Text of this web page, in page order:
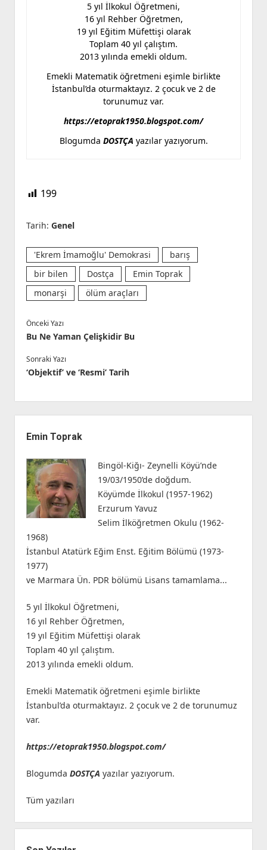
5 yıl İlkokul Öğretmeni,
16 yıl Rehber Öğretmen,
19 yıl Eğitim Müfettişi olarak
Toplam 40 yıl çalıştım.
2013 yılında emekli oldum.
Emekli Matematik öğretmeni eşimle birlikte
İstanbul’da oturmaktayız. 2 çocuk ve 2 de
torunumuz var.
https://etoprak1950.blogspot.com/
Blogumda DOSTÇA yazılar yazıyorum.
199
Tarih: Genel
'Ekrem İmamoğlu' Demokrasi
barış
bir bilen
Dostça
Emin Toprak
monarşi
ölüm araçları
Önceki Yazı
Bu Ne Yaman Çelişkidir Bu
Sonraki Yazı
‘Objektif’ ve ‘Resmi’ Tarih
Menü
Emin Toprak
Bingöl-Kiğı- Zeynelli Köyü’nde
19/03/1950’de doğdum.
Köyümde İlkokul (1957-1962)
Erzurum Yavuz
Selim İlköğretmen Okulu (1962-
1968)
İstanbul Atatürk Eğim Enst. Eğitim Bölümü (1973-
1977)
ve Marmara Ün. PDR bölümü Lisans tamamlama...
5 yıl İlkokul Öğretmeni,
16 yıl Rehber Öğretmen,
19 yıl Eğitim Müfettişi olarak
Toplam 40 yıl çalıştım.
2013 yılında emekli oldum.
Emekli Matematik öğretmeni eşimle birlikte
İstanbul’da oturmaktayız. 2 çocuk ve 2 de torunumuz
var.
https://etoprak1950.blogspot.com/
Blogumda DOSTÇA yazılar yazıyorum.
Tüm yazıları